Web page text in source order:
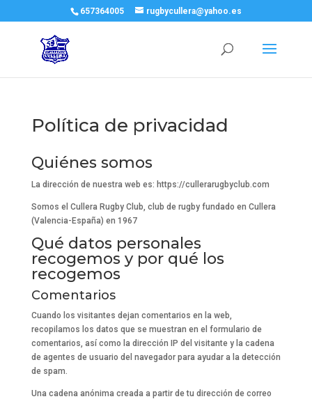
657364005 rugbycullera@yahoo.es
Política de privacidad
Quiénes somos
La dirección de nuestra web es: https://cullerarugbyclub.com
Somos el Cullera Rugby Club, club de rugby fundado en Cullera
(Valencia-España) en 1967
Qué datos personales
recogemos y por qué los
recogemos
Comentarios
Cuando los visitantes dejan comentarios en la web,
recopilamos los datos que se muestran en el formulario de
comentarios, así como la dirección IP del visitante y la cadena
de agentes de usuario del navegador para ayudar a la detección
de spam.
Una cadena anónima creada a partir de tu dirección de correo